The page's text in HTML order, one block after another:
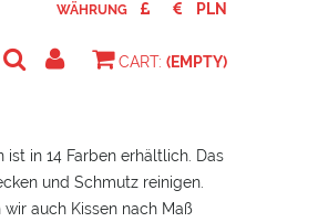
WÄHRUNG
CART: (EMPTY)
ist in 14 Farben erhältlich. Das
und Schmutz reinigen.
auch Kissen nach Maß